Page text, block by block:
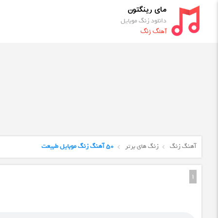
مای رینگتون
دانلود زنگ موبایل
آهنگ زنگ
آهنگ زنگ زنگ های برتر 50 آهنگ زنگ موبایل طبیعت
1